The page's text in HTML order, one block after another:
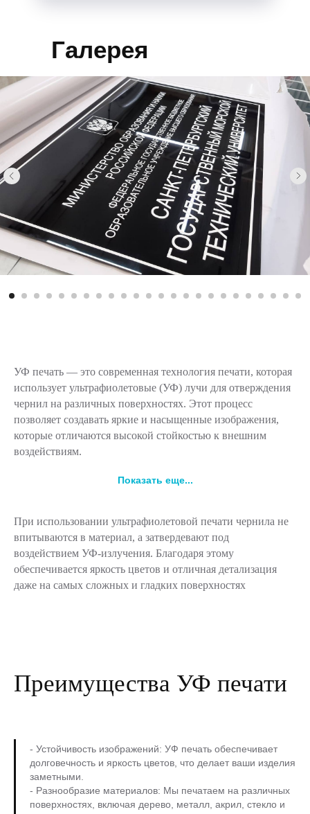
Галерея
работ
УФ печать — это современная технология печати, которая
использует ультрафиолетовые (УФ) лучи для отверждения
чернил на различных поверхностях. Этот процесс
позволяет создавать яркие и насыщенные изображения,
которые отличаются высокой стойкостью к внешним
воздействиям.
Показать еще...
При использовании ультрафиолетовой печати чернила не
впитываются в материал, а затвердевают под
воздействием УФ-излучения. Благодаря этому
обеспечивается яркость цветов и отличная детализация
даже на самых сложных и гладких поверхностях
Преимущества УФ печати
- Устойчивость изображений: УФ печать обеспечивает
долговечность и яркость цветов, что делает ваши изделия
заметными.
- Разнообразие материалов: Мы печатаем на различных
поверхностях, включая дерево, металл, акрил, стекло и